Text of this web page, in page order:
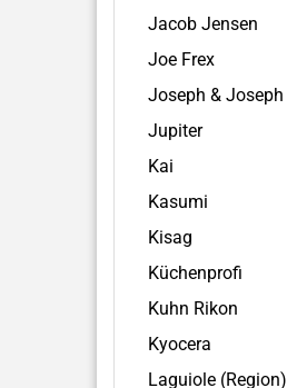
Jacob Jensen
Joe Frex
Joseph & Joseph
Jupiter
Kai
Kasumi
Kisag
Küchenprofi
Kuhn Rikon
Kyocera
Laguiole (Region)